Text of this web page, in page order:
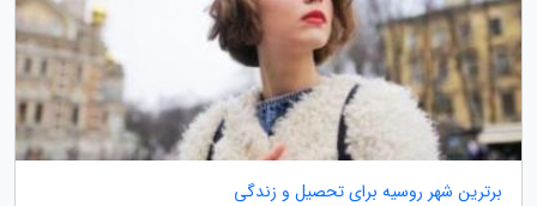
برترین شهر روسیه برای تحصیل و زندگی